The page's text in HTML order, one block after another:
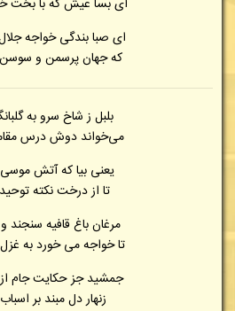
ای بسا عیش که با بخت
ای صبا بندگی خواجه
که جهان پرسمن و سوسن
بلبل ز شاخ سرو به
می‌خواند دوش درس
یعنی بیا که آتش
تا از درخت نکته
مرغان باغ قافیه سنجند
تا خواجه می خورد به
جمشید جز حکایت جام از
زنهار دل مبند بر